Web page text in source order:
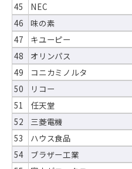
45
NEC
46
味の素
47
キユーピー
48
オリンパス
49
コニカミノルタ
50
リコー
51
任天堂
52
三菱電機
53
ハウス食品
54
ブラザー工業